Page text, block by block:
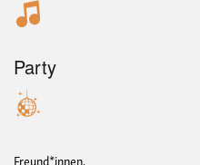
Party
Freund*innen,